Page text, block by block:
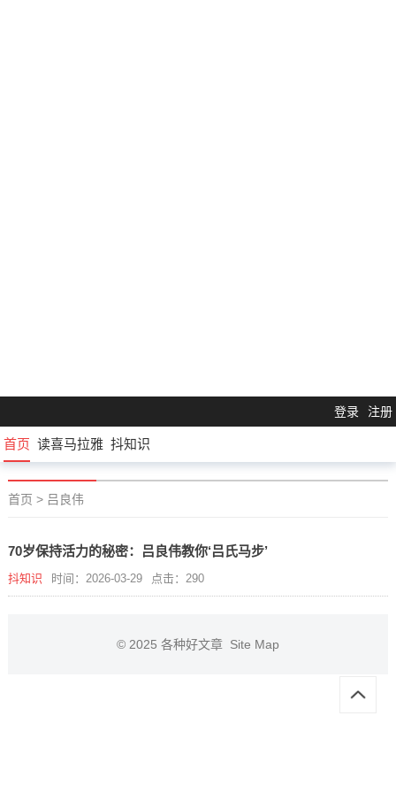
登录 注册
首页 读喜马拉雅 抖知识
首页 > 吕良伟
70岁保持活力的秘密：吕良伟教你‘吕氏马步’
抖知识 时间：2026-03-29 点击：290
© 2025 各种好文章 Site Map